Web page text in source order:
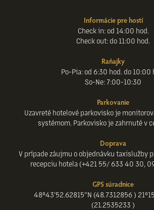
Informácie pre hostí
Check in: od 14:00 hod.
Check out: do 11:00 hod.
Raňajky
Po-Pia: od 6:30 hod. do 10:00
So-Ne: 7:00-10:30
Parkovanie
Uzavreté hotelové parkovisko je
systémom. Parkovisko je zahrnuté v
Doprava
V prípade záujmu o objednávku taxislužby
recepciu hotela (+421 55/ 633 40 30,
GPS súradnice
48°43'52.62815"N (48.7312856 )
(21.2535233 )